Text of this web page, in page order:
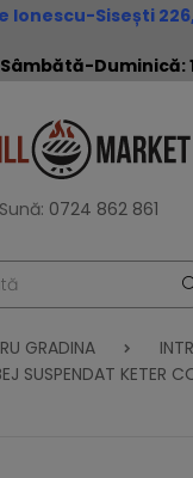
Ionescu-Sisești
Duminică:
Sună: 0724 862 861
GRADINA
SUSPENDAT KETER